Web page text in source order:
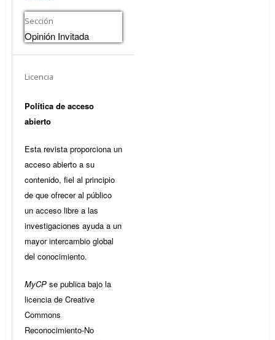
Sección
Opinión Invitada
Licencia
Política de acceso
abierto
Esta revista proporciona un
acceso abierto a su
contenido, fiel al principio
de que ofrecer al público
un acceso libre a las
investigaciones ayuda a un
mayor intercambio global
del conocimiento.
MyCP se publica bajo la
licencia de Creative
Commons
Reconocimiento-No